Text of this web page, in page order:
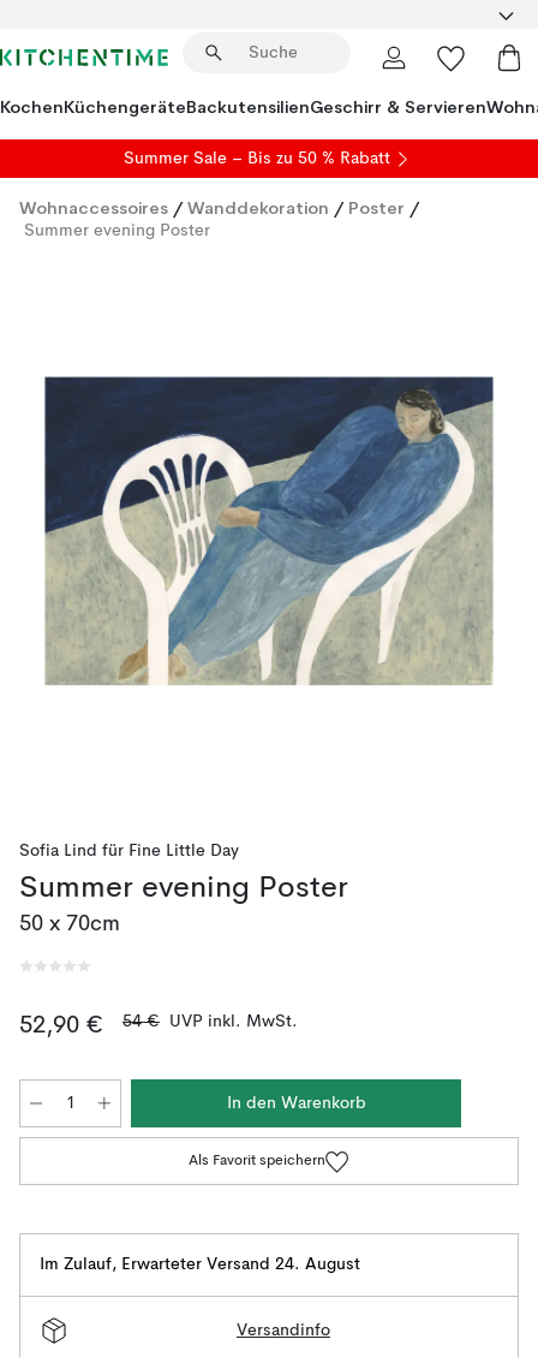
KochenKüchengeräteBackutensilienGeschirr & Servieren
Summer Sale – Bis zu 50 % Rabatt
Wohnaccessoires / Wanddekoration / Poster /
Summer evening Poster
Sofia Lind für Fine Little Day
Summer evening Poster
50 x 70cm
52,90 € 54 € UVP inkl. MwSt.
In den Warenkorb
Als Favorit speichern
Im Zulauf, Erwarteter Versand 24. August
Versandinfo